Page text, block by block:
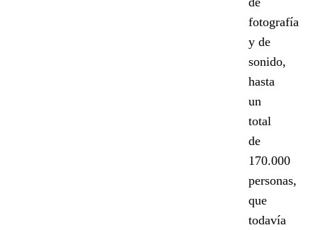
fotografía
y de
sonido,
hasta
un
total
de
170.000
personas,
que
todavía